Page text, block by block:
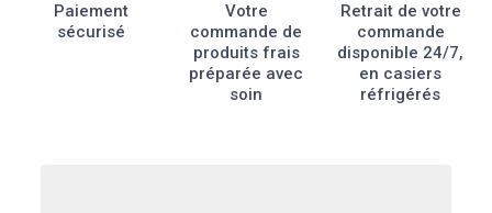
Paiement
sécurisé
Votre
commande de
produits frais
préparée avec
soin
Retrait de votre
commande
disponible 24/7,
en casiers
réfrigérés